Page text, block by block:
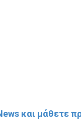
και μάθετε